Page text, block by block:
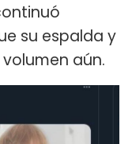
su espalda y
aún.